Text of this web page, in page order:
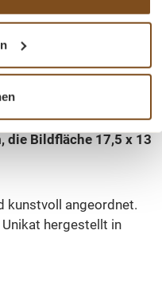
Foto aus Indonesien
nach Ihren
die Bildfläche 17,5 x 13
kunstvoll angeordnet.
hergestellt in